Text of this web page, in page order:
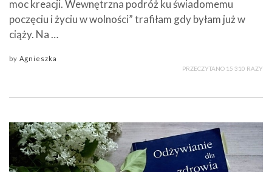
moc kreacji. Wewnętrzna podróż ku świadomemu
poczęciu i życiu w wolności” trafiłam gdy byłam już w
ciąży. Na …
by Agnieszka
PRZECZYTANO 15 310 RAZY